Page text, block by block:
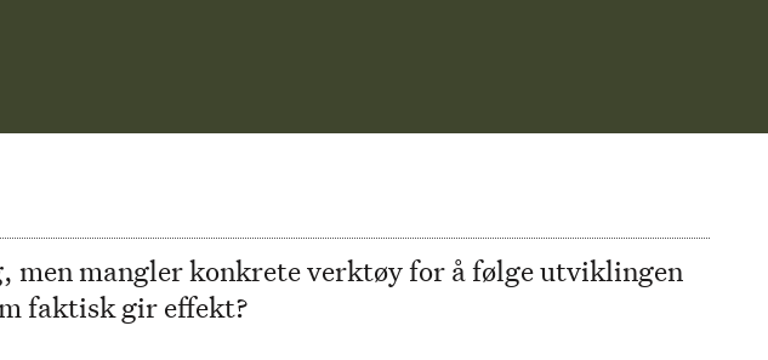
men mangler konkrete verktøy for å følge utviklingen
faktisk gir effekt?